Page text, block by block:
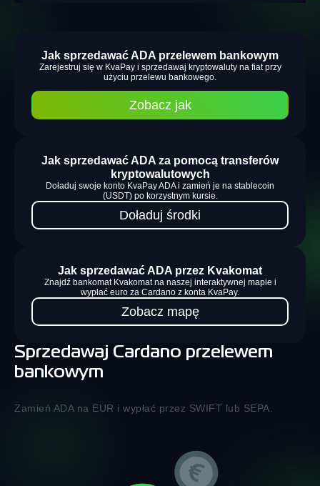
Sprzedawaj Cardano przelewem
bankowym
Zamień ADA na EUR i wypłać przez SWIFT lub SEPA.
Jak sprzedawać ADA przelewem bankowym
Zarejestruj się w KvaPay i sprzedawaj kryptowaluty na fiat przy
użyciu przelewu bankowego.
Zobacz jak
Jak sprzedawać ADA za pomocą transferów
kryptowalutowych
Doładuj swoje konto KvaPay ADA i zamień je na stablecoin
(USDT) po korzystnym kursie.
Doładuj środki
Jak sprzedawać ADA przez Kvakomat
Znajdź bankomat Kvakomat na naszej interaktywnej mapie i
wypłać euro za Cardano z konta KvaPay.
Zobacz mapę